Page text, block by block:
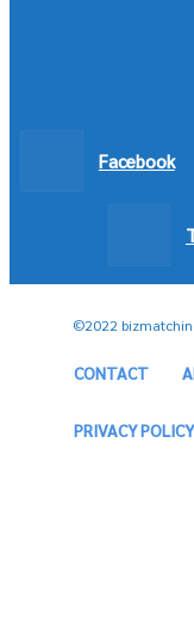
Facebook
©2022
CONTACT
PRIVACY POLICY